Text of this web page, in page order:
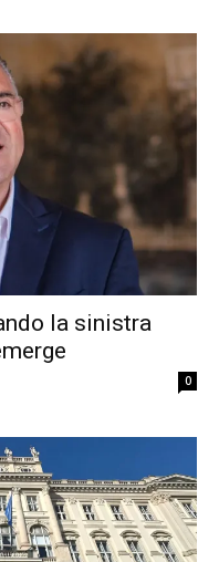
la sinistra
0